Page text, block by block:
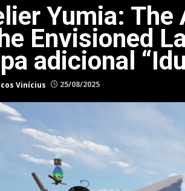
Yumia:
Envisioned
adicional
Vinícius 25/08/2025